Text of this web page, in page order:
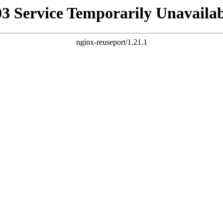
Service Temporarily
nginx-reuseport/1.21.1